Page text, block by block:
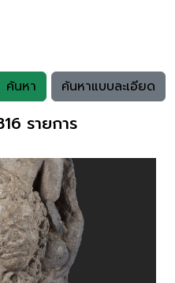
ค้นหา ค้นหาแบบละเอียด
รายการ